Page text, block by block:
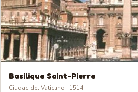
Basilique Saint-Pierre
Ciudad del Vaticano · 1514